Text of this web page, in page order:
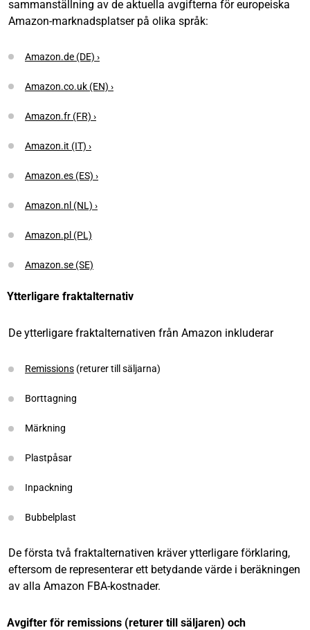
sammanställning av de aktuella avgifterna för europeiska
Amazon-marknadsplatser på olika språk:
Amazon.de (DE) ›
Amazon.co.uk (EN) ›
Amazon.fr (FR) ›
Amazon.it (IT) ›
Amazon.es (ES) ›
Amazon.nl (NL) ›
Amazon.pl (PL)
Amazon.se (SE)
Ytterligare fraktalternativ
De ytterligare fraktalternativen från Amazon inkluderar
Remissions (returer till säljarna)
Borttagning
Märkning
Plastpåsar
Inpackning
Bubbelplast
De första två fraktalternativen kräver ytterligare förklaring,
eftersom de representerar ett betydande värde i beräkningen
av alla Amazon FBA-kostnader.
Avgifter för remissions (returer till säljaren) och